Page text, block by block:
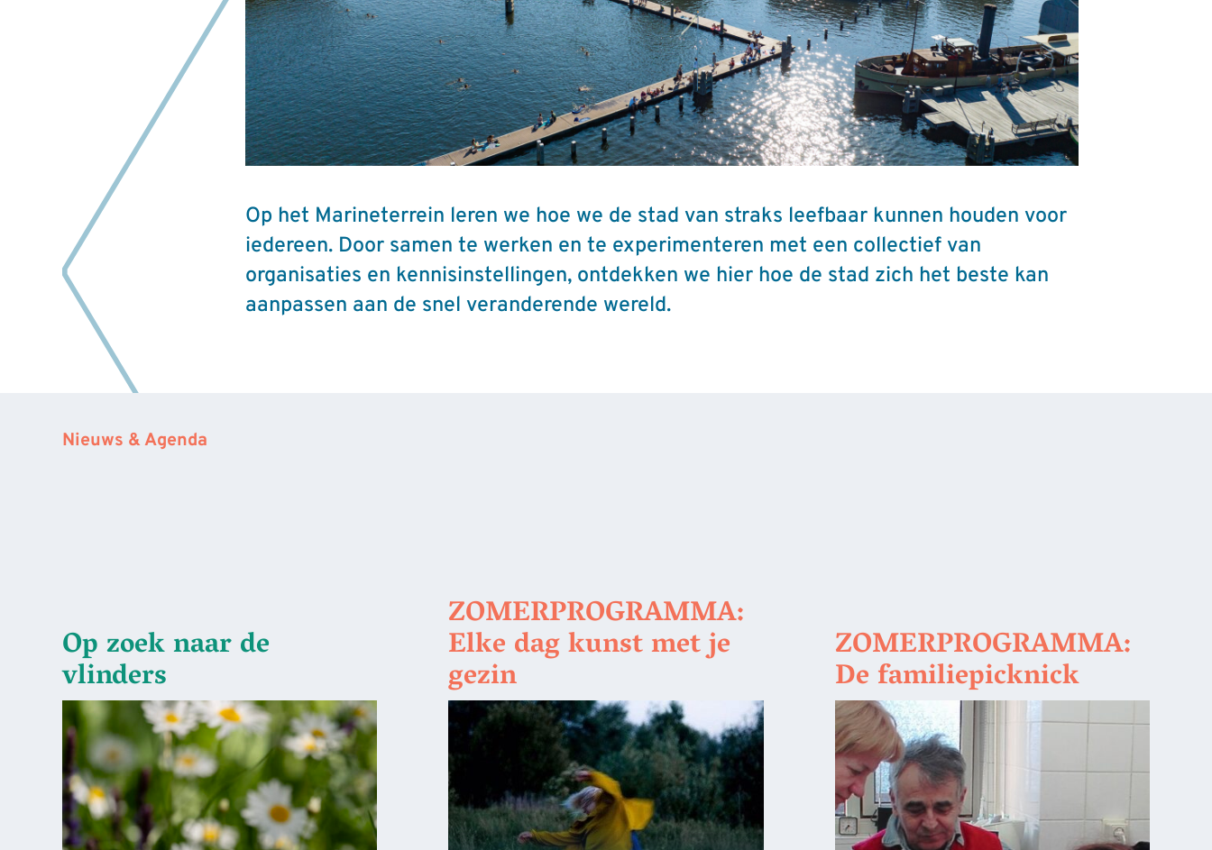
Op het Marineterrein leren we hoe we de stad van straks leefbaar kunnen houden voor
iedereen. Door samen te werken en te experimenteren met een collectief van
organisaties en kennisinstellingen, ontdekken we hier hoe de stad zich het beste kan
aanpassen aan de snel veranderende wereld.
Nieuws & Agenda
Op zoek naar de
vlinders
ZOMERPROGRAMMA:
Elke dag kunst met je
gezin
ZOMERPROGRAMMA:
De familiepicknick